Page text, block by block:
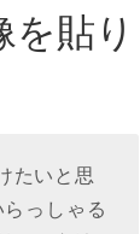
貼り
たいと思
っしゃる